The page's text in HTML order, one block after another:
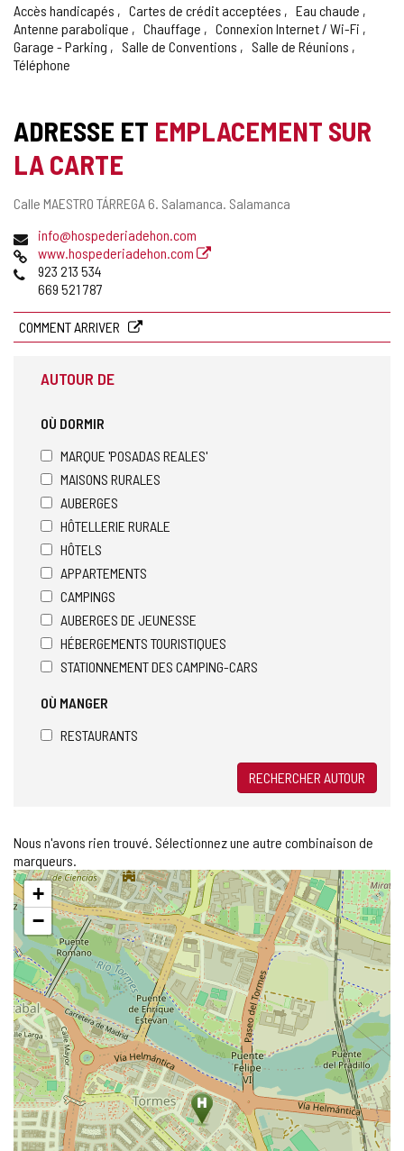
Accès handicapés Cartes de crédit acceptées
Eau chaude
Antenne parabolique
Chauffage
Connexion Internet / Wi-Fi
Garage - Parking
Salle de Conventions
Salle de Réunions
Téléphone
ADRESSE ET EMPLACEMENT SUR
LA CARTE
Adresse
Calle MAESTRO TÁRREGA 6. Salamanca. Salamanca
Adresse
de
courrier
électronique
info@hospederiadehon.com
Page
Web
www.hospederiadehon.com
Téléphones
923 213 534
669 521 787
COMMENT ARRIVER
AUTOUR DE
OÙ DORMIR
MARQUE 'POSADAS REALES'
MAISONS RURALES
AUBERGES
HÔTELLERIE RURALE
HÔTELS
APPARTEMENTS
CAMPINGS
AUBERGES DE JEUNESSE
HÉBERGEMENTS TOURISTIQUES
STATIONNEMENT DES CAMPING-CARS
OÙ MANGER
RESTAURANTS
RECHERCHER AUTOUR
Nous n'avons rien trouvé. Sélectionnez une autre combinaison de
marqueurs.
Sauter
la
carte
+
−